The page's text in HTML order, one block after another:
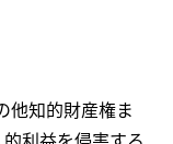
他知的財産権ま